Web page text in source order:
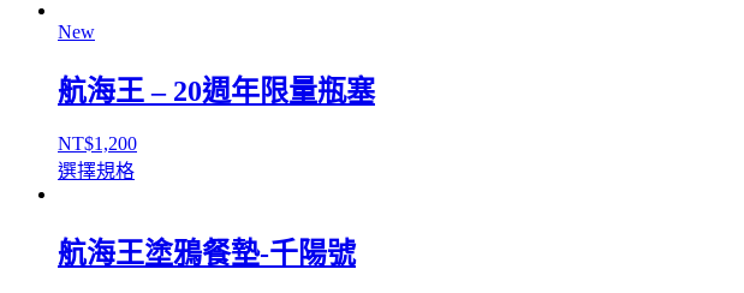
New
航海王 – 20週年限量瓶塞
NT$1,200
選擇規格
航海王塗鴉餐墊-千陽號